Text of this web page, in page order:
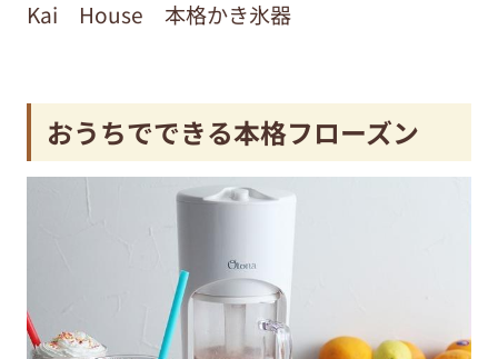
Kai House 本格かき氷器
おうちでできる本格フローズン